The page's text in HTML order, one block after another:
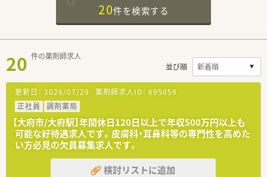
20件を検索する
20 件の薬剤師求人
並び順
更新日： 2026/07/29 薬剤師求人ID： 695059
正社員
調剤薬局
【大府市/大府駅】年間休日120日以上で年収500万円以上も
可能な好待遇求人です。皮膚科・耳鼻科等の専門性を高めた
い方必見の欠員募集求人です。
検討リストに追加